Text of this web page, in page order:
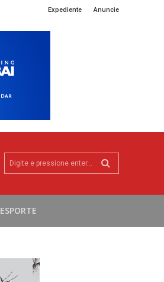
Expediente Anuncie
Digite e pressione enter...
ESPORTE